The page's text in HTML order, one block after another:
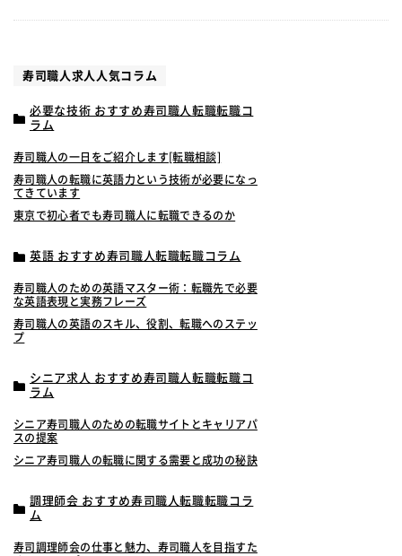
寿司職人求人人気コラム
必要な技術 おすすめ寿司職人転職転職コ
ラム
寿司職人の一日をご紹介します[転職相談]
寿司職人の転職に英語力という技術が必要になっ
てきています
東京で初心者でも寿司職人に転職できるのか
英語 おすすめ寿司職人転職転職コラム
寿司職人のための英語マスター術：転職先で必要
な英語表現と実務フレーズ
寿司職人の英語のスキル、役割、転職へのステッ
プ
シニア求人 おすすめ寿司職人転職転職コ
ラム
シニア寿司職人のための転職サイトとキャリアパ
スの提案
シニア寿司職人の転職に関する需要と成功の秘訣
調理師会 おすすめ寿司職人転職転職コラ
ム
寿司調理師会の仕事と魅力、寿司職人を目指すた